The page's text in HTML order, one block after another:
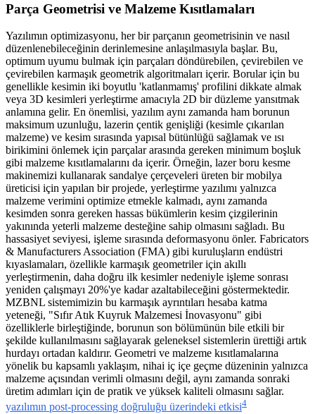
Parça Geometrisi ve Malzeme Kısıtlamaları
Yazılımın optimizasyonu, her bir parçanın geometrisinin ve nasıl
düzenlenebileceğinin derinlemesine anlaşılmasıyla başlar. Bu,
optimum uyumu bulmak için parçaları döndürebilen, çevirebilen ve
çevirebilen karmaşık geometrik algoritmaları içerir. Borular için bu
genellikle kesimin iki boyutlu 'katlanmamış' profilini dikkate almak
veya 3D kesimleri yerleştirme amacıyla 2D bir düzleme yansıtmak
anlamına gelir. En önemlisi, yazılım aynı zamanda ham borunun
maksimum uzunluğu, lazerin çentik genişliği (kesimle çıkarılan
malzeme) ve kesim sırasında yapısal bütünlüğü sağlamak ve ısı
birikimini önlemek için parçalar arasında gereken minimum boşluk
gibi malzeme kısıtlamalarını da içerir. Örneğin, lazer boru kesme
makinemizi kullanarak sandalye çerçeveleri üreten bir mobilya
üreticisi için yapılan bir projede, yerleştirme yazılımı yalnızca
malzeme verimini optimize etmekle kalmadı, aynı zamanda
kesimden sonra gereken hassas bükümlerin kesim çizgilerinin
yakınında yeterli malzeme desteğine sahip olmasını sağladı. Bu
hassasiyet seviyesi, işleme sırasında deformasyonu önler. Fabricators
& Manufacturers Association (FMA) gibi kuruluşların endüstri
kıyaslamaları, özellikle karmaşık geometriler için akıllı
yerleştirmenin, daha doğru ilk kesimler nedeniyle işleme sonrası
yeniden çalışmayı 20%'ye kadar azaltabileceğini göstermektedir.
MZBNL sistemimizin bu karmaşık ayrıntıları hesaba katma
yeteneği, "Sıfır Atık Kuyruk Malzemesi İnovasyonu" gibi
özelliklerle birleştiğinde, borunun son bölümünün bile etkili bir
şekilde kullanılmasını sağlayarak geleneksel sistemlerin ürettiği artık
hurdayı ortadan kaldırır. Geometri ve malzeme kısıtlamalarına
yönelik bu kapsamlı yaklaşım, nihai iç içe geçme düzeninin yalnızca
malzeme açısından verimli olmasını değil, aynı zamanda sonraki
üretim adımları için de pratik ve yüksek kaliteli olmasını sağlar.
yazılımın post-processing doğruluğu üzerindeki etkisi4